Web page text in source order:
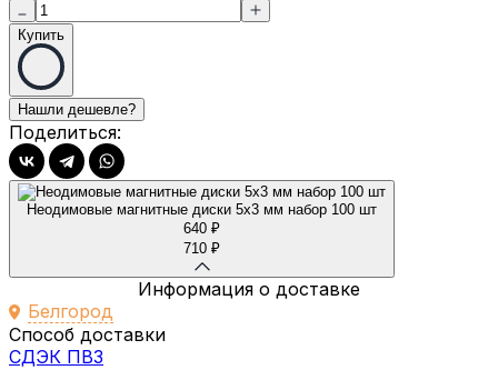
Купить
Поделиться:
Неодимовые магнитные диски 5х3 мм набор 100 шт
640 ₽
710 ₽
Информация о доставке
Белгород
Способ доставки
СДЭК ПВЗ